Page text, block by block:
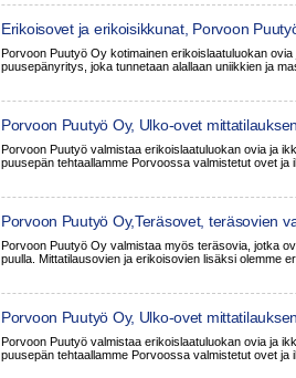
Erikoisovet ja erikoisikkunat, Porvoon
Helsinki Vantaa Espoo Uusimaa
Porvoon Puutyö Oy kotimainen erikoislaatuluokan
puusepänyritys, joka tunnetaan alallaan uniikkien ja
Porvoon Puutyö Oy, Ulko-ovet
Turku, Raisio, Naantali, Raasepori, Hanko,
Porvoon Puutyö valmistaa erikoislaatuluokan ovia ja
puusepän tehtaallamme Porvoossa valmistetut ovet ja
Porvoon Puutyö Oy,Teräsovet, teräsovien
mittatilaustyönä, Helsinki Vantaa Espoo
Uusimaa Tampere Pirkanmaa
Porvoon Puutyö Oy valmistaa myös teräsovia, jotka
puulla. Mittatilausovien ja erikoisovien lisäksi olemme
Porvoon Puutyö Oy, Ulko-ovet
Hämeenlinna, Häme, Kouvola Lahti
Porvoon Puutyö valmistaa erikoislaatuluokan ovia ja
puusepän tehtaallamme Porvoossa valmistetut ovet ja